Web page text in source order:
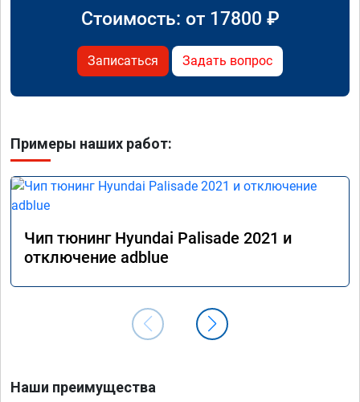
Стоимость: от 17800 ₽
Записаться Задать вопрос
Примеры наших работ:
Чип тюнинг Hyundai Palisade 2021 и
отключение adblue
Наши преимущества